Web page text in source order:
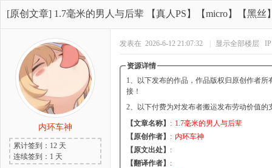
巨 » › › ›
[原创文章] 1.7毫米的男人与后辈 【真人PS】【micro】【黑丝
内环车神
累计签到：12 天
连续签到：1 天
发表在 2026-6-12 21:07:32 显示全部楼层
资源详情
1、以下发布的作品，作品版权归原创作者所
接！
2、以下付费为对发布者搬运发布劳动价值的
【文章名称】 : 1.7毫米的男人与后辈
【原创作者】 : 内环车神
【原文出处】 :
【翻译作者】 :